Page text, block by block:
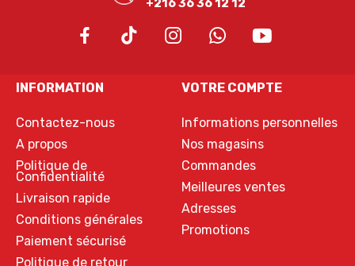
+216 36 36 12 12
INFORMATION
Contactez-nous
A propos
Politique de
Confidentialité
Livraison rapide
Conditions générales
Paiement sécurisé
Politique de retour
VOTRE COMPTE
Informations personnelles
Nos magasins
Commandes
Meilleures ventes
Adresses
Promotions